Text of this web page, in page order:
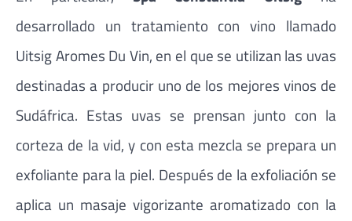
desarrollado un tratamiento con vino llamado
Uitsig Aromes Du Vin, en el que se utilizan las uvas
destinadas a producir uno de los mejores vinos de
Sudáfrica. Estas uvas se prensan junto con la
corteza de la vid, y con esta mezcla se prepara un
exfoliante para la piel. Después de la exfoliación se
aplica un masaje vigorizante aromatizado con la